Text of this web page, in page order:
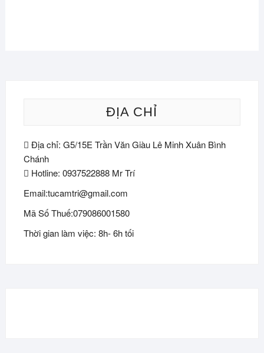
ĐỊA CHỈ
Địa chỉ: G5/15E Trần Văn Giàu Lê Minh Xuân Bình
Chánh
Hotline: 0937522888 Mr Trí
Email:tucamtri@gmail.com
Mã Số Thuế:079086001580
Thời gian làm việc: 8h- 6h tối